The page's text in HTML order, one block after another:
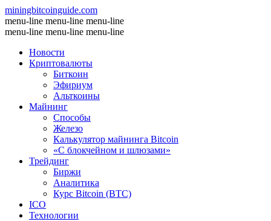
miningbitcoinguide.com
menu-line menu-line menu-line
menu-line menu-line menu-line
Новости
Криптовалюты
Биткоин
Эфириум
Альткоины
Майнинг
Способы
Железо
Калькулятор майнинга Bitcoin
«С блокчейном и шлюзами»
Трейдинг
Биржи
Аналитика
Курс Bitcoin (BTC)
ICO
Технологии